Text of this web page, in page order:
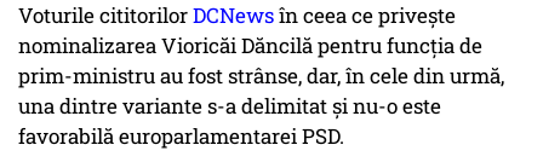
Voturile cititorilorDCNewsîn ceea ce privește
nominalizarea Vioricăi Dăncilă pentru funcția de
prim-ministru au fost strânse, dar, în cele din urmă,
una dintre variante s-a delimitat și nu-o este
favorabilă europarlamentarei PSD.